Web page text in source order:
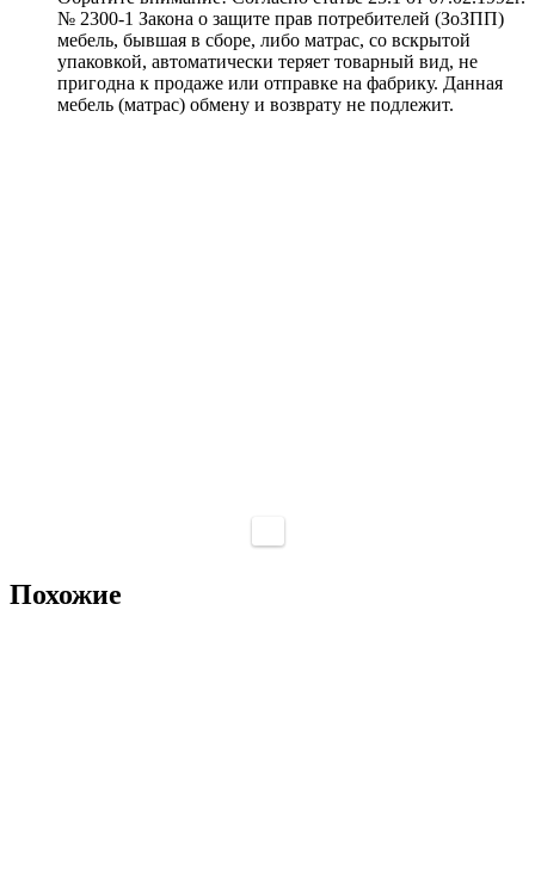
№ 2300-1 Закона о защите прав потребителей (ЗоЗПП)
мебель, бывшая в сборе, либо матрас, со вскрытой
упаковкой, автоматически теряет товарный вид, не
пригодна к продаже или отправке на фабрику. Данная
мебель (матрас) обмену и возврату не подлежит.
Похожие